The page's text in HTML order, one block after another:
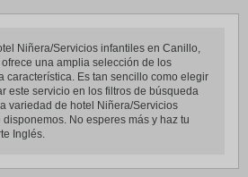
Niñera/Servicios infantiles en Canillo,
una amplia selección de los
característica. Es tan sencillo como elegir
este servicio en los filtros de búsqueda
variedad de hotel Niñera/Servicios
No esperes más y haz tu
Inglés.